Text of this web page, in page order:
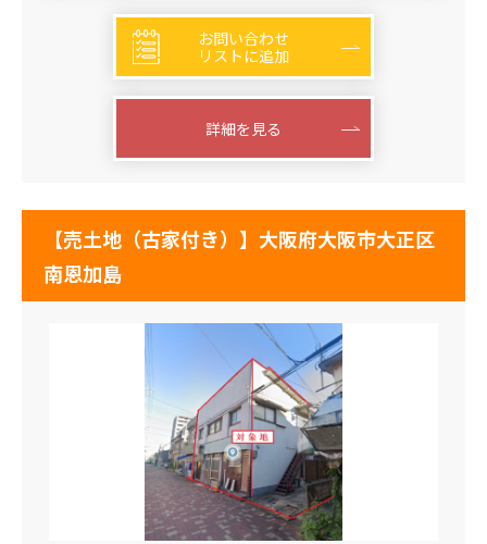
お問い合わせ
リストに追加
詳細を見る
【売土地（古家付き）】大阪府大阪市大正区
南恩加島